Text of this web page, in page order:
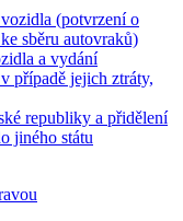
(potvrzení o
sběru autovraků)
a vydání
případě jejich ztráty,
republiky a přidělení
jiného státu